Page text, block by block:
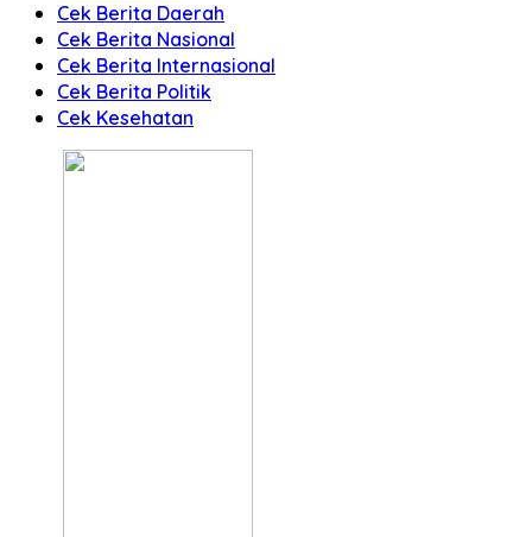
Cek Berita Daerah
Cek Berita Nasional
Cek Berita Internasional
Cek Berita Politik
Cek Kesehatan